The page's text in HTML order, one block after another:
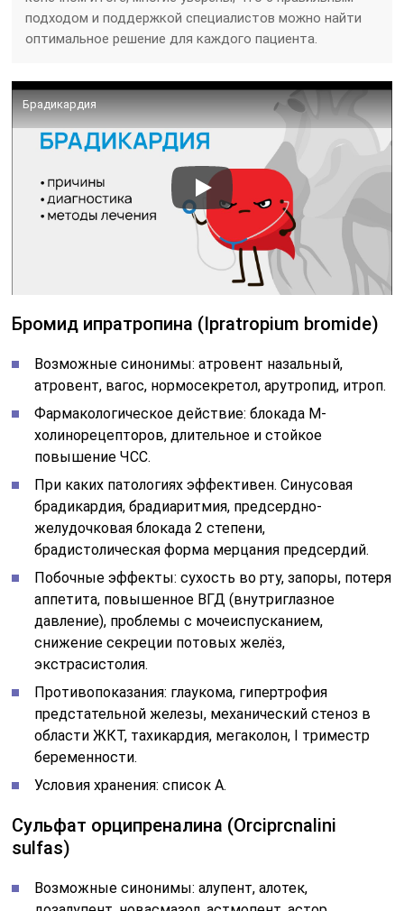
подходом и поддержкой специалистов можно найти
оптимальное решение для каждого пациента.
Брадикардия
Бромид ипратропина (Ipratropium bromide)
Возможные синонимы: атровент назальный,
атровент, вагос, нормосекретол, арутропид, итроп.
Фармакологическое действие: блокада М-
холинорецепторов, длительное и стойкое
повышение ЧСС.
При каких патологиях эффективен. Синусовая
брадикардия, брадиаритмия, предсердно-
желудочковая блокада 2 степени,
брадистолическая форма мерцания предсердий.
Побочные эффекты: сухость во рту, запоры, потеря
аппетита, повышенное ВГД (внутриглазное
давление), проблемы с мочеиспусканием,
снижение секреции потовых желёз,
экстрасистолия.
Противопоказания: глаукома, гипертрофия
предстательной железы, механический стеноз в
области ЖКТ, тахикардия, мегаколон, I триместр
беременности.
Условия хранения: список А.
Сульфат орципреналина (Orciprcnalini
sulfas)
Возможные синонимы: алупент, алотек,